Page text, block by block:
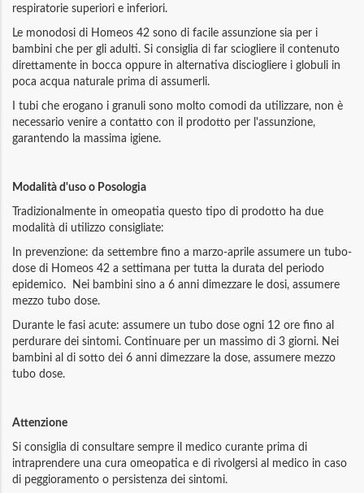
respiratorie superiori e inferiori.
Le monodosi di Homeos 42 sono di facile assunzione sia per i
bambini che per gli adulti. Si consiglia di far sciogliere il contenuto
direttamente in bocca oppure in alternativa disciogliere i globuli in
poca acqua naturale prima di assumerli.
I tubi che erogano i granuli sono molto comodi da utilizzare, non è
necessario venire a contatto con il prodotto per l'assunzione,
garantendo la massima igiene.
Modalità d'uso o Posologia
Tradizionalmente in omeopatia questo tipo di prodotto ha due
modalità di utilizzo consigliate:
In prevenzione: da settembre fino a marzo-aprile assumere un tubo-
dose di Homeos 42 a settimana per tutta la durata del periodo
epidemico. Nei bambini sino a 6 anni dimezzare le dosi, assumere
mezzo tubo dose.
Durante le fasi acute: assumere un tubo dose ogni 12 ore fino al
perdurare dei sintomi. Continuare per un massimo di 3 giorni. Nei
bambini al di sotto dei 6 anni dimezzare la dose, assumere mezzo
tubo dose.
Attenzione
Si consiglia di consultare sempre il medico curante prima di
intraprendere una cura omeopatica e di rivolgersi al medico in caso
di peggioramento o persistenza dei sintomi.